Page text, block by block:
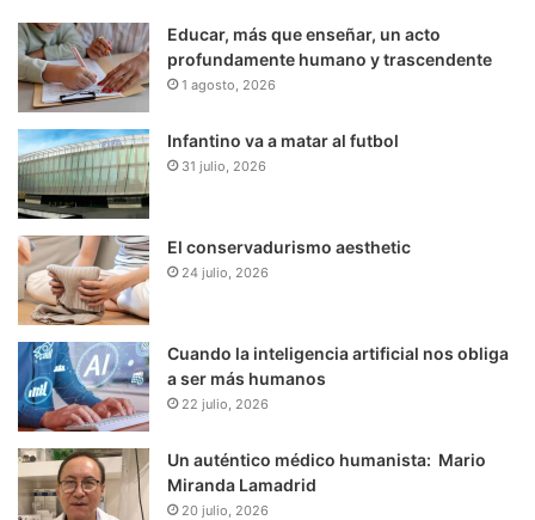
Educar, más que enseñar, un acto
profundamente humano y trascendente
1 agosto, 2026
Infantino va a matar al futbol
31 julio, 2026
El conservadurismo aesthetic
24 julio, 2026
Cuando la inteligencia artificial nos obliga
a ser más humanos
22 julio, 2026
Un auténtico médico humanista: Mario
Miranda Lamadrid
20 julio, 2026